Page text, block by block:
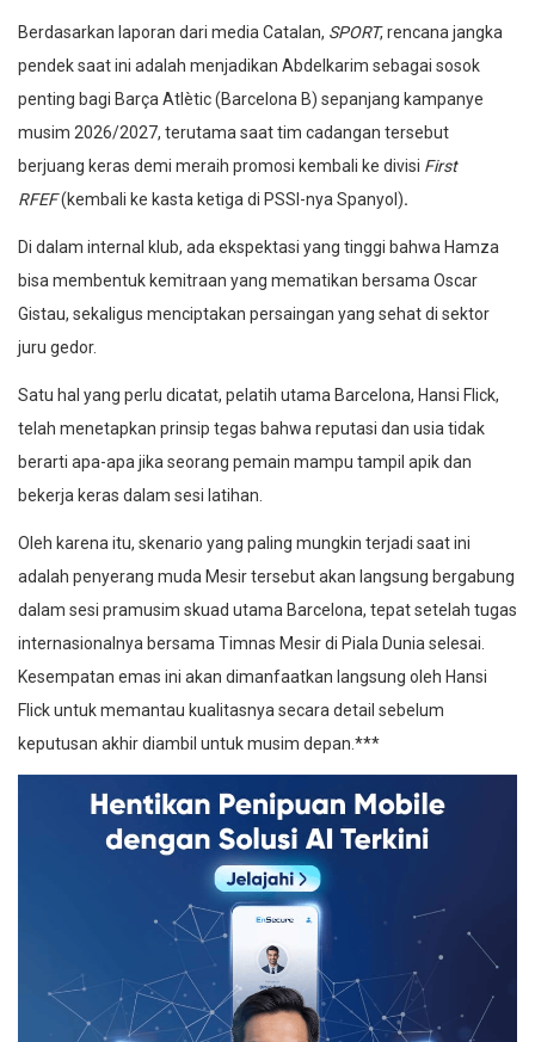
Berdasarkan laporan dari media Catalan, SPORT, rencana jangka
pendek saat ini adalah menjadikan Abdelkarim sebagai sosok
penting bagi Barça Atlètic (Barcelona B) sepanjang kampanye
musim 2026/2027, terutama saat tim cadangan tersebut
berjuang keras demi meraih promosi kembali ke divisi First
RFEF(kembali ke kasta ketiga di PSSI-nya Spanyol).
Di dalam internal klub, ada ekspektasi yang tinggi bahwa Hamza
bisa membentuk kemitraan yang mematikan bersama Oscar
Gistau, sekaligus menciptakan persaingan yang sehat di sektor
juru gedor.
Satu hal yang perlu dicatat, pelatih utama Barcelona, Hansi Flick,
telah menetapkan prinsip tegas bahwa reputasi dan usia tidak
berarti apa-apa jika seorang pemain mampu tampil apik dan
bekerja keras dalam sesi latihan.
Oleh karena itu, skenario yang paling mungkin terjadi saat ini
adalah penyerang muda Mesir tersebut akan langsung bergabung
dalam sesi pramusim skuad utama Barcelona, tepat setelah tugas
internasionalnya bersama Timnas Mesir di Piala Dunia selesai.
Kesempatan emas ini akan dimanfaatkan langsung oleh Hansi
Flick untuk memantau kualitasnya secara detail sebelum
keputusan akhir diambil untuk musim depan.***